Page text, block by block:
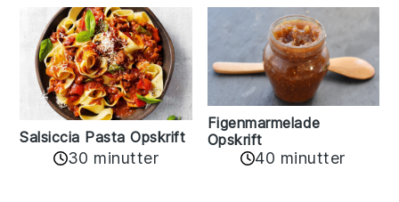
Salsiccia Pasta Opskrift
30 minutter
Figenmarmelade
Opskrift
40 minutter